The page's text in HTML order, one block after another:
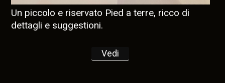
Un piccolo e riservato Pied a terre, ricco di
dettagli e suggestioni.
Vedi